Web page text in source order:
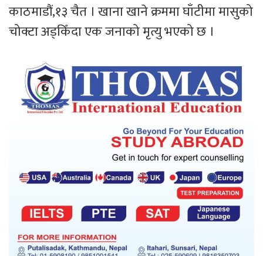
काठमाडौं,१३ चैत । खाना खाने क्रममा घाँटीमा मासुको
चोक्टा अड्किँदा एक जनाको मृत्यु भएको छ ।